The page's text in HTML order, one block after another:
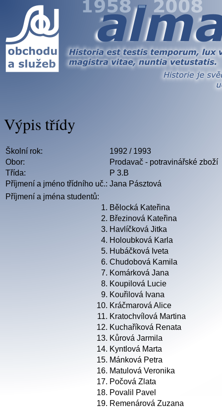
Výpis třídy
Školní rok:
1992 / 1993
Obor:
Prodavač - potravinářské zboží
Třída:
P 3.B
Příjmení a jméno třídního uč.: Jana Pásztová
Příjmení a jména studentů:
1. Bělocká Kateřina
2. Březinová Kateřina
3. Havlíčková Jitka
4. Holoubková Karla
5. Hubáčková Iveta
6. Chudobová Kamila
7. Komárková Jana
8. Koupilová Lucie
9. Kouřilová Ivana
10. Kráčmarová Alice
11. Kratochvílová Martina
12. Kuchaříková Renata
13. Kůrová Jarmila
14. Kyntlová Marta
15. Mánková Petra
16. Matulová Veronika
17. Počová Zlata
18. Povalil Pavel
19. Remenárová Zuzana